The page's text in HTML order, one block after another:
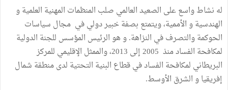
له نشاط واسع على الصعيد العالمي صلب المنظمات المهنية العلمية و
الهندسية و الأممية، ويتمتع بصفة خبير دولي في مجال سياسات
الحوكمة والتصرف في النزاهة. و هو الرئيس المؤسس للجنة الدولية
لمكافحة الفساد منذ 2005 إلى 2013، والممثل الإقليمي للمركز
البريطاني لمكافحة الفساد في قطاع البنية التحتية لدى منطقة شمال
إفريقيا و الشرق الأوسط.